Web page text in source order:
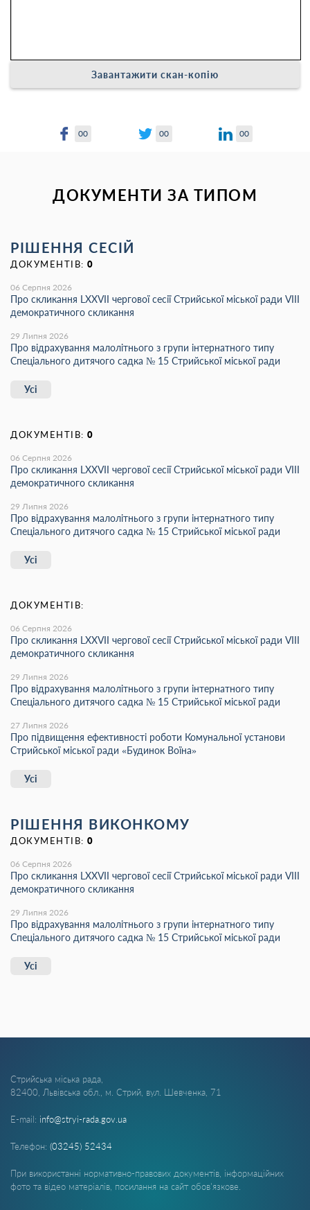
Завантажити скан-копію
00 00 00
ДОКУМЕНТИ ЗА ТИПОМ
РІШЕННЯ СЕСІЙ
ДОКУМЕНТІВ: 0
06 Серпня 2026
Про скликання LХХVІІ чергової сесії Стрийської міської ради VIII
демократичного скликання
29 Липня 2026
Про відрахування малолітнього з групи інтернатного типу
Спеціального дитячого садка № 15 Стрийської міської ради
Усі
ДОКУМЕНТІВ: 0
06 Серпня 2026
Про скликання LХХVІІ чергової сесії Стрийської міської ради VIII
демократичного скликання
29 Липня 2026
Про відрахування малолітнього з групи інтернатного типу
Спеціального дитячого садка № 15 Стрийської міської ради
Усі
ДОКУМЕНТІВ:
06 Серпня 2026
Про скликання LХХVІІ чергової сесії Стрийської міської ради VIII
демократичного скликання
29 Липня 2026
Про відрахування малолітнього з групи інтернатного типу
Спеціального дитячого садка № 15 Стрийської міської ради
27 Липня 2026
Про підвищення ефективності роботи Комунальної установи
Стрийської міської ради «Будинок Воїна»
Усі
РІШЕННЯ ВИКОНКОМУ
ДОКУМЕНТІВ: 0
06 Серпня 2026
Про скликання LХХVІІ чергової сесії Стрийської міської ради VIII
демократичного скликання
29 Липня 2026
Про відрахування малолітнього з групи інтернатного типу
Спеціального дитячого садка № 15 Стрийської міської ради
Усі
Стрийська міська рада,
82400, Львівська обл., м. Стрий, вул. Шевченка, 71
E-mail: info@stryi-rada.gov.ua
Телефон: (03245) 52434
При використанні нормативно-правових документів, інформаційних
фото та відео матеріалів, посилання на сайт обов'язкове.